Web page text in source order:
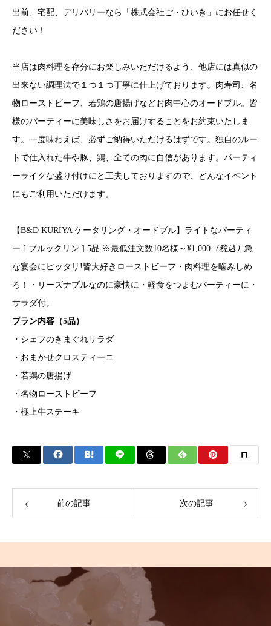
出前、宅配、デリバリーなら「株式会社ご・ひいき」にお任せく
ださい！
当店は肉料理を存分にお楽しみいただけるよう、他店には真似の
出来ない調理法で１つ１つ丁寧に仕上げております。肉寿司、名
物ローストビーフ、若鶏の唐揚げなどお肉中心のオードブル。皆
様のパーティーに美味しさをお届けすることをお約束いたしま
す。一度味わえば、必ずご納得いただけるはずです。独自のルー
トで仕入れた牛や豚、鶏、全ての肉に自信があります。パーティ
ーライクな盛り付けにと工夫しておりますので、どんなイベント
にもご利用いただけます。
【B&D KURIYA ケータリング・オードブル】ライトなパーティ
ー [ ブルックリン ] 5品 ※最低注文数10名様～¥1,000 （税込） 急
な宴会にピッタリ!皆大好きローストビーフ・肉料理を噛みしめ
ろ！・リーズナブルなのに豪快に・軽食をつまむパーティーに・
サラダ付。
プラン内容（5品）
・シェフのきまぐれサラダ
・おまかせクロスティーニ
・若鶏の唐揚げ
・名物ローストビーフ
・極上牛ステーキ
前の記事 次の記事